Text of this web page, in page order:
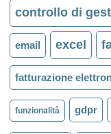
controllo di
email excel
fatturazione
funzionalità gdpr